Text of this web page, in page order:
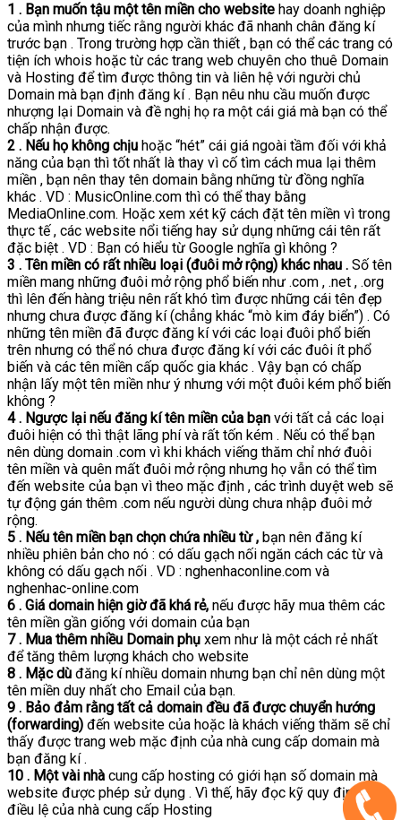
1 . Bạn muốn tậu một tên miền cho website hay doanh nghiệp
của mình nhưng tiếc rằng người khác đã nhanh chân đăng kí
trước bạn . Trong trường hợp cần thiết , bạn có thể các trang có
tiện ích whois hoặc từ các trang web chuyên cho thuê Domain
và Hosting để tìm được thông tin và liên hệ với người chủ
Domain mà bạn định đăng kí . Bạn nêu nhu cầu muốn được
nhượng lại Domain và đề nghị họ ra một cái giá mà bạn có thể
chấp nhận được.
2 . Nếu họ không chịu hoặc “hét” cái giá ngoài tầm đối với khả
năng của bạn thì tốt nhất là thay vì cố tìm cách mua lại thêm
miền , bạn nên thay tên domain bằng những từ đồng nghĩa
khác . VD : MusicOnline.com thì có thể thay bằng
MediaOnline.com. Hoặc xem xét kỹ cách đặt tên miền vì trong
thực tế , các website nổi tiếng hay sử dụng những cái tên rất
đặc biệt . VD : Bạn có hiểu từ Google nghĩa gì không ?
3 . Tên miền có rất nhiều loại (đuôi mở rộng) khác nhau . Số tên
miền mang những đuôi mở rộng phổ biến như .com , .net , .org
thì lên đến hàng triệu nên rất khó tìm được những cái tên đẹp
nhưng chưa được đăng kí (chẳng khác “mò kim đáy biển”) . Có
những tên miền đã được đăng kí với các loại đuôi phổ biến
trên nhưng có thể nó chưa được đăng kí với các đuôi ít phổ
biến và các tên miền cấp quốc gia khác . Vậy bạn có chấp
nhận lấy một tên miền như ý nhưng với một đuôi kém phổ biến
không ?
4 . Ngược lại nếu đăng kí tên miền của bạn với tất cả các loại
đuôi hiện có thì thật lãng phí và rất tốn kém . Nếu có thể bạn
nên dùng domain .com vì khi khách viếng thăm chỉ nhớ đuôi
tên miền và quên mất đuôi mở rộng nhưng họ vẫn có thể tìm
đến website của bạn vì theo mặc định , các trình duyệt web sẽ
tự động gán thêm .com nếu người dùng chưa nhập đuôi mở
rộng.
5 . Nếu tên miền bạn chọn chứa nhiều từ , bạn nên đăng kí
nhiều phiên bản cho nó : có dấu gạch nối ngăn cách các từ và
không có dấu gạch nối . VD : nghenhaconline.com và
nghenhac-online.com
6 . Giá domain hiện giờ đã khá rẻ, nếu được hãy mua thêm các
tên miền gần giống với domain của bạn
7 . Mua thêm nhiều Domain phụ xem như là một cách rẻ nhất
để tăng thêm lượng khách cho website
8 . Mặc dù đăng kí nhiều domain nhưng bạn chỉ nên dùng một
tên miền duy nhất cho Email của bạn.
9 . Bảo đảm rằng tất cả domain đều đã được chuyển hướng
(forwarding) đến website của hoặc là khách viếng thăm sẽ chỉ
thấy được trang web mặc định của nhà cung cấp domain mà
bạn đăng kí .
10 . Một vài nhà cung cấp hosting có giới hạn số domain mà
website được phép sử dụng . Vì thế, hãy đọc kỹ quy định và
điều lệ của nhà cung cấp Hosting